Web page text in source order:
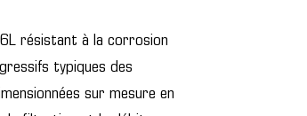
résistant à la corrosion
typiques des
sur mesure en